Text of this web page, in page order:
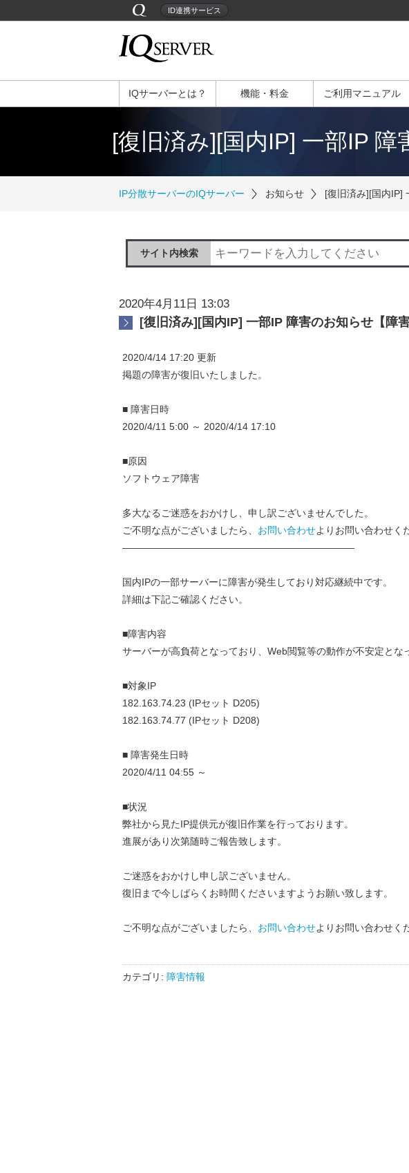
ID連携サービス
IQサーバーとは？ 機能・料金 ご利用マニュアル
[復旧済み][国内IP] 一部IP 障
IP分散サーバーのIQサーバー お知らせ [復旧済み][国内IP]
サイト内検索
2020年4月11日 13:03
[復旧済み][国内IP] 一部IP 障害のお知らせ【障
2020/4/14 17:20 更新
掲題の障害が復旧いたしました。
■ 障害日時
2020/4/11 5:00 ～ 2020/4/14 17:10
■原因
ソフトウェア障害
多大なるご迷惑をおかけし、申し訳ございませんでした。
ご不明な点がございましたら、 お問い合わせよりお問い合わせく
————————————————————————
国内IPの一部サーバーに障害が発生しており対応継続中です。
詳細は下記ご確認ください。
■障害内容
サーバーが高負荷となっており、Web閲覧等の動作が不安定とな
■対象IP
182.163.74.23 (IPセット D205)
182.163.74.77 (IPセット D208)
■ 障害発生日時
2020/4/11 04:55 ～
■状況
弊社から見たIP提供元が復旧作業を行っております。
進展があり次第随時ご報告致します。
ご迷惑をおかけし申し訳ございません。
復旧まで今しばらくお時間くださいますようお願い致します。
ご不明な点がございましたら、 お問い合わせよりお問い合わせく
カテゴリ: 障害情報